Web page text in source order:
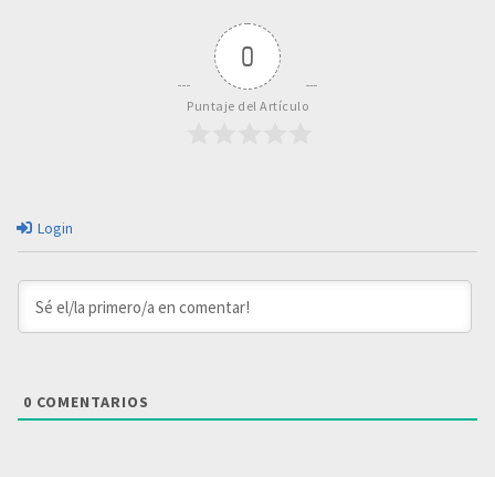
0
Puntaje del Artículo
Login
0 COMENTARIOS